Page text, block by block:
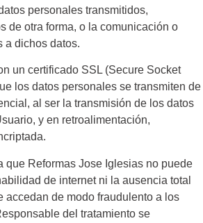
personales transmitidos,
de otra forma, o la comunicación o
a dichos datos.
un certificado SSL (Secure Socket
los datos personales se transmiten de
al ser la transmisión de los datos
y en retroalimentación,
que Reformas Jose Iglesias no puede
de internet ni la ausencia total
accedan de modo fraudulento a los
del tratamiento se